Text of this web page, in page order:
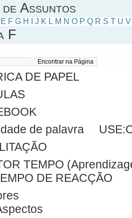
Assuntos
E F G H J K L M N O P Q R S T U V
F
DE PAPEL
de palavra
TEMPO
DE REACÇÃO